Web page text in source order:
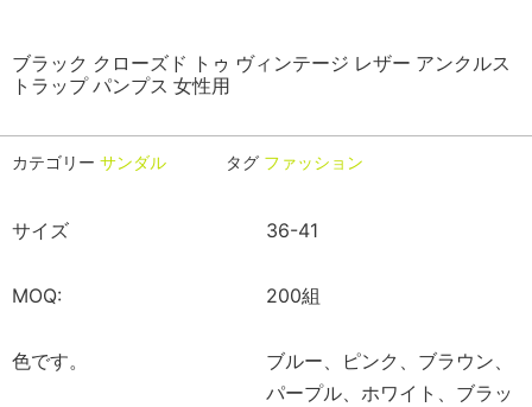
ブラック クローズド トゥ ヴィンテージ レザー アンクルス
トラップ パンプス 女性用
カテゴリー サンダル タグ ファッション
サイズ 36-41
MOQ: 200組
色です。
ブルー、ピンク、ブラウン、
パープル、ホワイト、ブラッ